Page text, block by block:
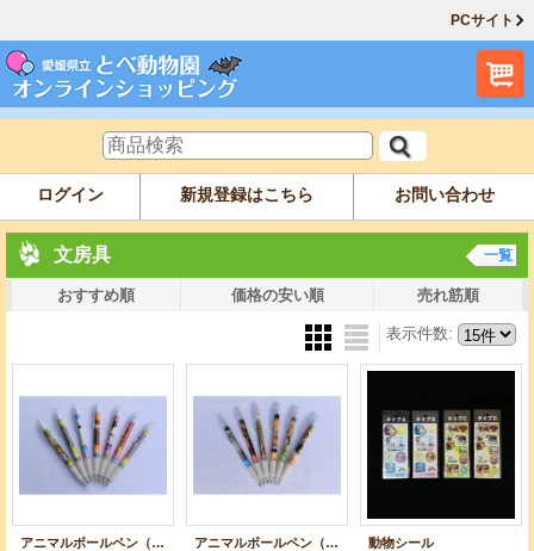
PCサイト
ログイン 新規登録はこちら お問い合わせ
文房具 一覧
おすすめ順 価格の安い順 売れ筋順
表示件数:
アニマルボールペン（イラスト）
アニマルボールペン（写真柄）
動物シール